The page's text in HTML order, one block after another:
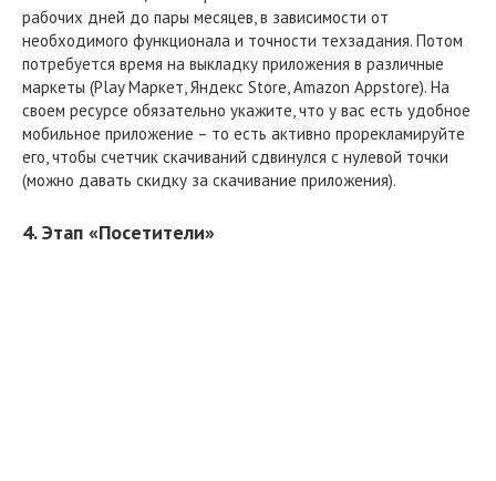
рабочих дней до пары месяцев, в зависимости от
необходимого функционала и точности техзадания. Потом
потребуется время на выкладку приложения в различные
маркеты (Play Маркет, Яндекс Store, Amazon Appstore). На
своем ресурсе обязательно укажите, что у вас есть удобное
мобильное приложение – то есть активно прорекламируйте
его, чтобы счетчик скачиваний сдвинулся с нулевой точки
(можно давать скидку за скачивание приложения).
4. Этап «Посетители»